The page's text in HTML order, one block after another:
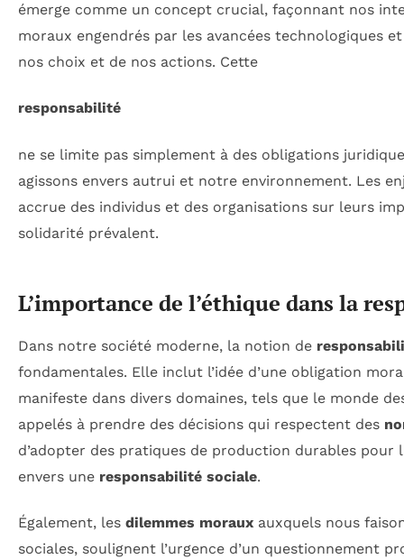
émerge comme un concept crucial, façonnant nos
moraux engendrés par les avancées technologiques
nos choix et de nos actions. Cette
responsabilité
ne se limite pas simplement à des obligations
agissons envers autrui et notre environnement. Les
accrue des individus et des organisations sur leurs
solidarité prévalent.
L’importance de l’éthique dans la
Dans notre société moderne, la notion de
fondamentales. Elle inclut l’idée d’une obligation
manifeste dans divers domaines, tels que le monde
appelés à prendre des décisions qui respectent des
d’adopter des pratiques de production durables
envers une responsabilité sociale.
Également, les dilemmes moraux auxquels nous
sociales, soulignent l’urgence d’un questionnement